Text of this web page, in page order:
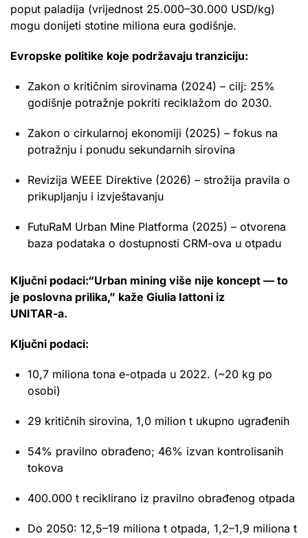
poput paladija (vrijednost 25.000–30.000 USD/kg)
mogu donijeti stotine miliona eura godišnje.
Evropske politike koje podržavaju tranziciju:
Zakon o kritičnim sirovinama (2024) – cilj: 25%
godišnje potražnje pokriti reciklažom do 2030.
Zakon o cirkularnoj ekonomiji (2025) – fokus na
potražnju i ponudu sekundarnih sirovina
Revizija WEEE Direktive (2026) – strožija pravila o
prikupljanju i izvještavanju
FutuRaM Urban Mine Platforma (2025) – otvorena
baza podataka o dostupnosti CRM-ova u otpadu
Ključni podaci:“Urban mining više nije koncept — to
je poslovna prilika,” kaže Giulia Iattoni iz
UNITAR-a.
Ključni podaci:
10,7 miliona tona e-otpada u 2022. (~20 kg po
osobi)
29 kritičnih sirovina, 1,0 milion t ukupno ugrađenih
54% pravilno obrađeno; 46% izvan kontrolisanih
tokova
400.000 t reciklirano iz pravilno obrađenog otpada
Do 2050: 12,5–19 miliona t otpada, 1,2–1,9 miliona t